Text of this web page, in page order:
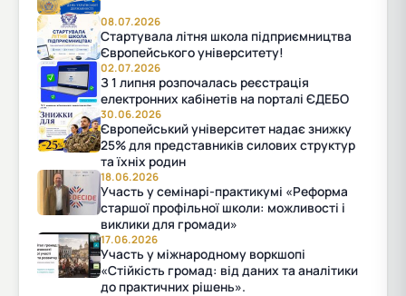
08.07.2026
Стартувала літня школа підприємництва
Європейського університету!
02.07.2026
З 1 липня розпочалась реєстрація
електронних кабінетів на порталі ЄДЕБО
30.06.2026
Європейський університет надає знижку
25% для представників силових структур
та їхніх родин
18.06.2026
Участь у семінарі-практикумі «Реформа
старшої профільної школи: можливості і
виклики для громади»
17.06.2026
Участь у міжнародному воркшопі
«Стійкість громад: від даних та аналітики
до практичних рішень».